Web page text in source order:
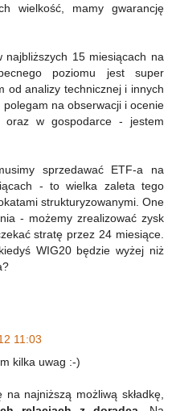
wielkość, mamy gwarancję
15 miesiącach na
poziomu jest super
od analizy technicznej i innych
polegam na obserwacji i ocenie
w gospodarce - jestem
sprzedawać ETF-a na
- to wielka zaleta tego
strukturyzowanymi. One
- możemy zrealizować zysk
stratę przez 24 miesiące.
WIG20 będzie wyżej niż
11:03
kilka uwag :-)
najniższą możliwą składkę,